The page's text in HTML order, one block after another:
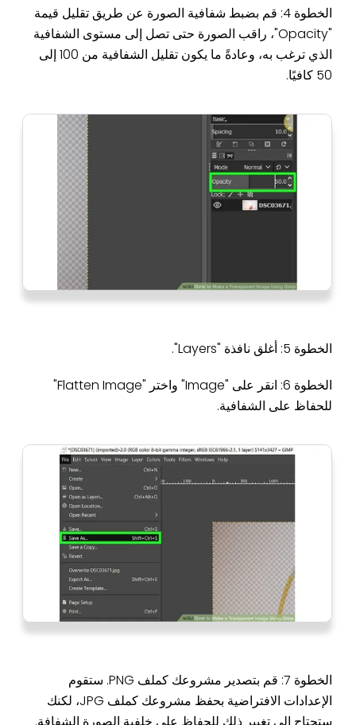
الخطوة 4: قم بضبط شفافية الصورة عن طريق تقليل قيمة
"Opacity"، راقب الصورة حتى تصل إلى مستوى الشفافية
الذي ترغب به، وعادةً ما يكون تقليل الشفافية من 100 إلى
50 كافيًا.
الخطوة 5: أغلق نافذة "Layers".
الخطوة 6: انقر على "Image" واختر "Flatten Image"
للحفاظ على الشفافية.
الخطوة 7: قم بتصدير مشروعك كملف PNG. ستقوم
الإعدادات الافتراضية بحفظ مشروعك كملف JPG، لكنك